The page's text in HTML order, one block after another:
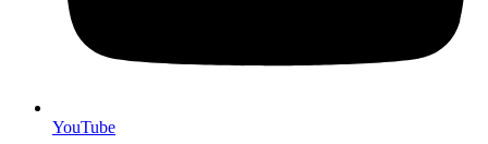
YouTube